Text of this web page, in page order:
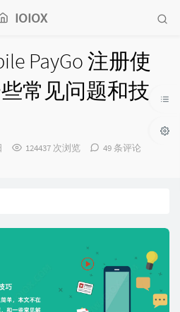
IOIOX
PayGo 注册使
常见问题和技
124437 次浏览
49 条评论